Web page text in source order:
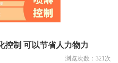
控制 可以节省人力物力
浏览次数： 321 次